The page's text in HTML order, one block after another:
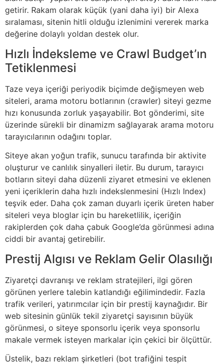
getirir. Rakam olarak küçük (yani daha iyi) bir Alexa
sıralaması, sitenin hitli olduğu izlenimini vererek marka
değerine dolaylı yoldan destek olur.
Hızlı İndeksleme ve Crawl Budget’ın
Tetiklenmesi
Taze veya içeriği periyodik biçimde değişmeyen web
siteleri, arama motoru botlarının (crawler) siteyi gezme
hızı konusunda zorluk yaşayabilir. Bot gönderimi, site
üzerinde sürekli bir dinamizm sağlayarak arama motoru
tarayıcılarının odağını toplar.
Siteye akan yoğun trafik, sunucu tarafında bir aktivite
oluşturur ve canlılık sinyalleri iletir. Bu durum, tarayıcı
botların siteyi daha düzenli ziyaret etmesini ve eklenen
yeni içeriklerin daha hızlı indekslenmesini (Hızlı Index)
teşvik eder. Daha çok zaman duyarlı içerik üreten haber
siteleri veya bloglar için bu hareketlilik, içeriğin
rakiplerden çok daha çabuk Google’da görünmesi adına
ciddi bir avantaj getirebilir.
Prestij Algısı ve Reklam Gelir Olasılığı
Ziyaretçi davranışı ve reklam stratejileri, ilgi gören
görünen yerlere talebin katlandığı eğilimindedir. Fazla
trafik verileri, yatırımcılar için bir prestij kaynağıdır. Bir
web sitesinin günlük tekil ziyaretçi sayısının büyük
görünmesi, o siteye sponsorlu içerik veya sponsorlu
makale vermek isteyen markalar için çekici bir ölçüttür.
Üstelik, bazı reklam şirketleri (bot trafiğini tespit